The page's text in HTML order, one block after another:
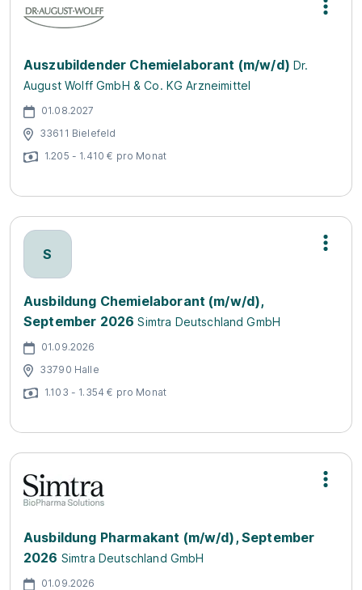
Auszubildender Chemielaborant (m/w/d) Dr.
August Wolff GmbH & Co. KG Arzneimittel
01.08.2027
33611 Bielefeld
1.205 - 1.410 € pro Monat
S
Ausbildung Chemielaborant (m/w/d),
September 2026 Simtra Deutschland GmbH
01.09.2026
33790 Halle
1.103 - 1.354 € pro Monat
Ausbildung Pharmakant (m/w/d), September
2026 Simtra Deutschland GmbH
01.09.2026